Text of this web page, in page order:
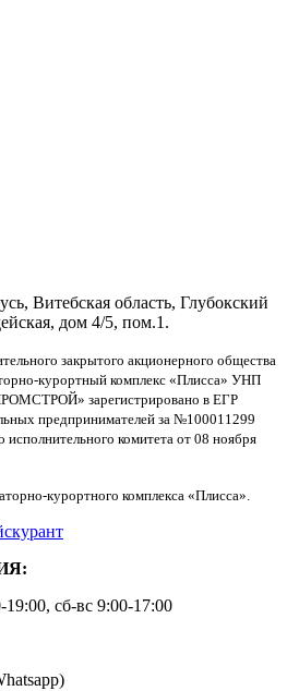
Витебская область, Глубокский
дом 4/5, пом.1.
закрытого акционерного общества
курортный комплекс «Плисса» УНП
зарегистрировано в ЕГР
предпринимателей за №100011299
комитета от 08 ноября
курортного комплекса «Плисса».
сб-вс 9:00-17:00